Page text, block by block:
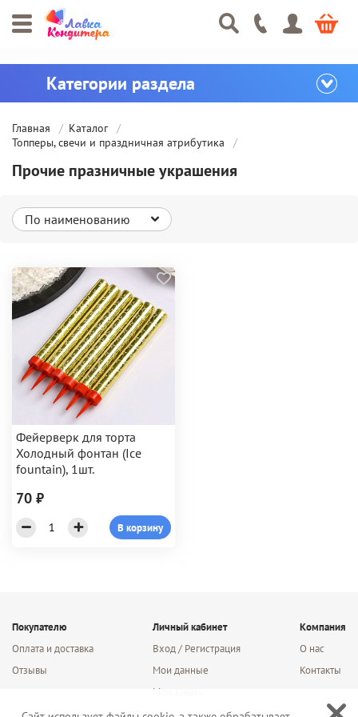
Главная
Каталог
Топперы, свечи и праздничная атрибутика
Прочие празничные украшения
По наименованию
Фейерверк для торта
Холодный фонтан (Ice
fountain), 1шт.
70 ₽
В корзину
Покупателю
Оплата и доставка
Отзывы
Личный кабинет
Вход / Регистрация
Мои данные
Мои заказы
Компания
О нас
Контакты